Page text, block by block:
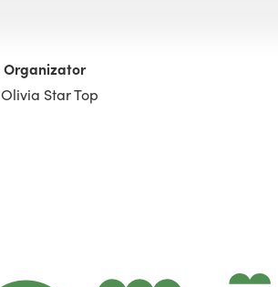
Organizator
Olivia Star Top